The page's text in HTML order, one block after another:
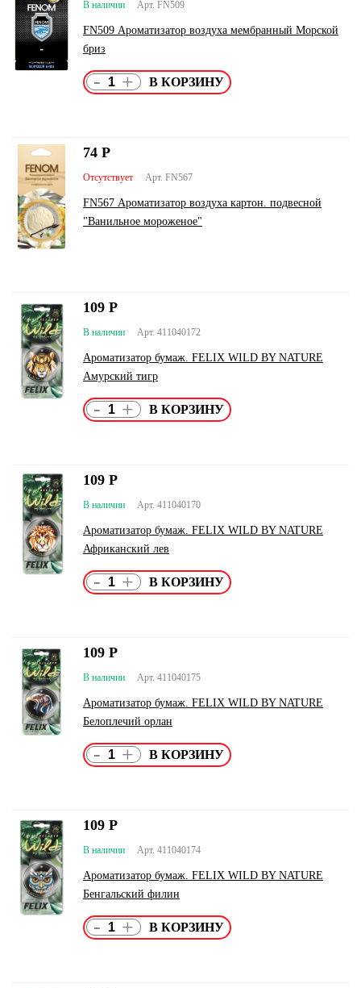
Арт. FN509
В наличии
FN509 Ароматизатор воздуха мембранный Морской
бриз
- +
Арт. FN567
Отсутствует
FN567 Ароматизатор воздуха картон. подвесной
"Ванильное мороженое"
74 Р
Арт. 411040172
В наличии
Ароматизатор бумаж. FELIX WILD BY NATURE
Амурский тигр
109 Р
- +
Арт. 411040170
В наличии
Ароматизатор бумаж. FELIX WILD BY NATURE
Африканский лев
109 Р
- +
Арт. 411040175
В наличии
Ароматизатор бумаж. FELIX WILD BY NATURE
Белоплечий орлан
109 Р
- +
Арт. 411040174
В наличии
Ароматизатор бумаж. FELIX WILD BY NATURE
Бенгальский филин
109 Р
- +